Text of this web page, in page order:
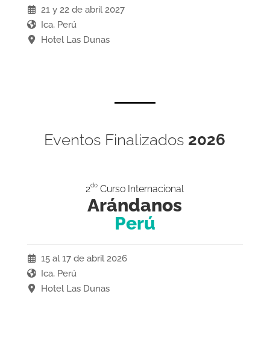
21 y 22 de abril 2027
Ica, Perú
Hotel Las Dunas
Eventos Finalizados 2026
2do Curso Internacional
Arándanos
Perú
15 al 17 de abril 2026
Ica, Perú
Hotel Las Dunas